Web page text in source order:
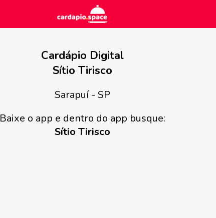
Cardápio Digital
Sítio Tirisco
Sarapuí - SP
Baixe o app e dentro do app busque:
Sítio Tirisco